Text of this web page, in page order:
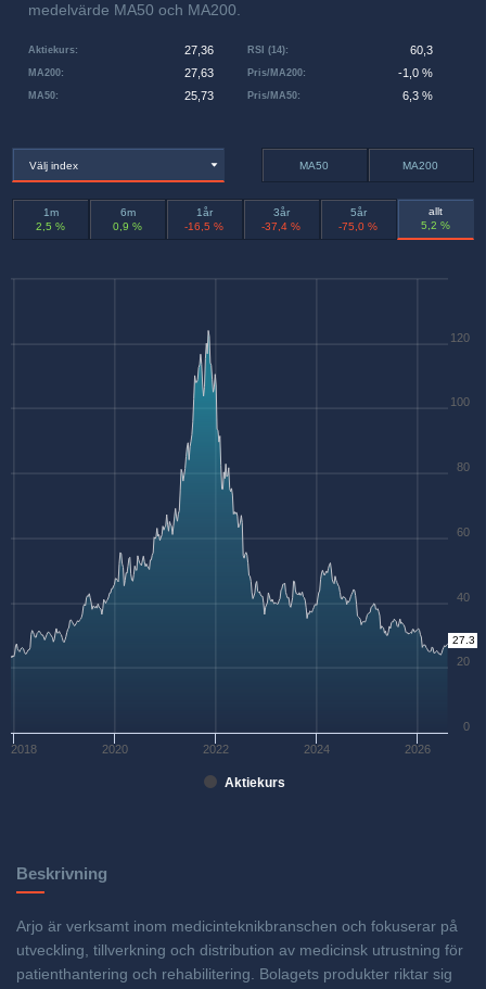
medelvärde MA50 och MA200.
Aktiekurs: 27,36
MA50: 25,73
MA200: 27,63 Pris/MA200: -1,0 %
RSI (14): 60,3
Pris/MA50: 6,3 %
Välj index MA50 MA200
1m
2,5 %
6m
0,9 %
1år
-16,5 %
3år
-37,4 %
5år
-75,0 %
allt
5,2 %
Aktiekurs
2018 2020 2022 2024 2026
0
20
40
60
80
100
120
27.3
Beskrivning
Arjo är verksamt inom medicinteknikbranschen och fokuserar på
utveckling, tillverkning och distribution av medicinsk utrustning för
patienthantering och rehabilitering. Bolagets produkter riktar sig